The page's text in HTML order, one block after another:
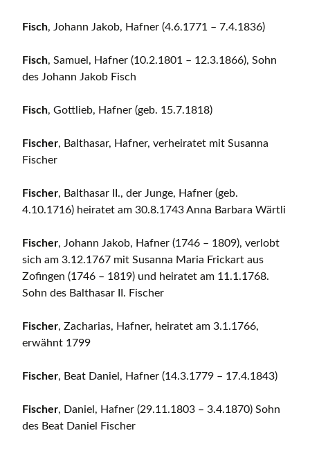
Fisch, Johann Jakob, Hafner (4.6.1771 – 7.4.1836)
Fisch, Samuel, Hafner (10.2.1801 – 12.3.1866), Sohn
des Johann Jakob Fisch
Fisch, Gottlieb, Hafner (geb. 15.7.1818)
Fischer, Balthasar, Hafner, verheiratet mit Susanna
Fischer
Fischer, Balthasar II., der Junge, Hafner (geb.
4.10.1716) heiratet am 30.8.1743 Anna Barbara Wärtli
Fischer, Johann Jakob, Hafner (1746 – 1809), verlobt
sich am 3.12.1767 mit Susanna Maria Frickart aus
Zofingen (1746 – 1819) und heiratet am 11.1.1768.
Sohn des Balthasar II. Fischer
Fischer, Zacharias, Hafner, heiratet am 3.1.1766,
erwähnt 1799
Fischer, Beat Daniel, Hafner (14.3.1779 – 17.4.1843)
Fischer, Daniel, Hafner (29.11.1803 – 3.4.1870) Sohn
des Beat Daniel Fischer